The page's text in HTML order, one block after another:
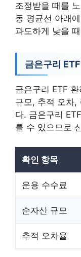
조정받을 때를
동 평균선 아래
과도하게 낮을
금은구리
금은구리 ETF
규모, 추적 오차,
다. 금은구리
를 수 있으므로
확인 항목
운용 수수료
순자산 규모
추적 오차율